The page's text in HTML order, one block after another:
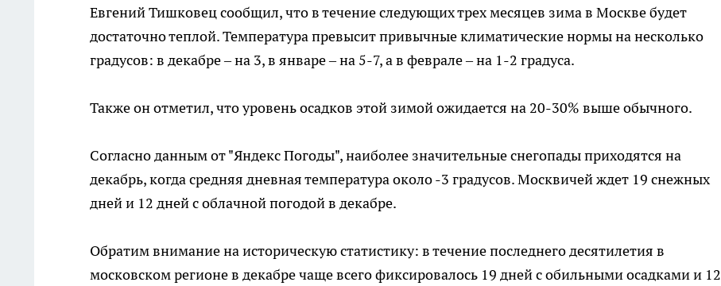
Евгений Тишковец сообщил, что в течение следующих трех месяцев зима в Москве будет
достаточно теплой. Температура превысит привычные климатические нормы на несколько
градусов: в декабре – на 3, в январе – на 5-7, а в феврале – на 1-2 градуса.
Также он отметил, что уровень осадков этой зимой ожидается на 20-30% выше обычного.
Согласно данным от "Яндекс Погоды", наиболее значительные снегопады приходятся на
декабрь, когда средняя дневная температура около -3 градусов. Москвичей ждет 19 снежных
дней и 12 дней с облачной погодой в декабре.
Обратим внимание на историческую статистику: в течение последнего десятилетия в
московском регионе в декабре чаще всего фиксировалось 19 дней с обильными осадками и 12